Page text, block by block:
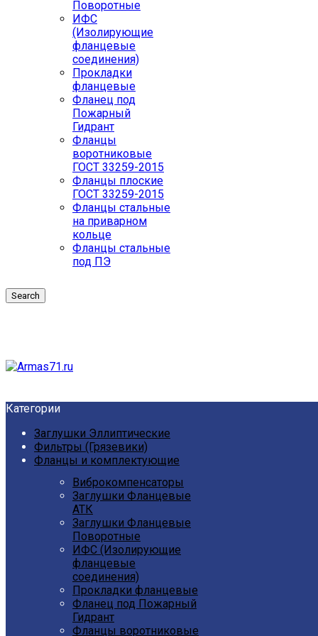
Поворотные
ИФС
(Изолирующие
фланцевые
соединения)
Прокладки
фланцевые
Фланец под
Пожарный
Гидрант
Фланцы
воротниковые
ГОСТ 33259-2015
Фланцы плоские
ГОСТ 33259-2015
Фланцы стальные
на приварном
кольце
Фланцы стальные
под ПЭ
Search
Категории
Заглушки Эллиптические
Фильтры (Грязевики)
Фланцы и комплектующие
Виброкомпенсаторы
Заглушки Фланцевые
АТК
Заглушки Фланцевые
Поворотные
ИФС (Изолирующие
фланцевые
соединения)
Прокладки фланцевые
Фланец под Пожарный
Гидрант
Фланцы воротниковые